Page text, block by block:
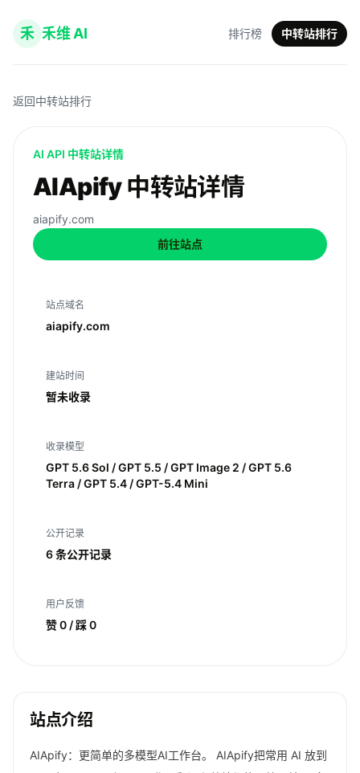
禾 禾维 AI 排行榜 中转站排行
返回中转站排行
AI API 中转站详情
AIApify 中转站详情
aiapify.com
前往站点
站点域名
aiapify.com
建站时间
暂未收录
收录模型
GPT 5.6 Sol / GPT 5.5 / GPT Image 2 / GPT 5.6
Terra / GPT 5.4 / GPT-5.4 Mini
公开记录
6 条公开记录
用户反馈
赞 0 / 踩 0
站点介绍
AIApify：更简单的多模型AI工作台。 AIApify把常用 AI 放到